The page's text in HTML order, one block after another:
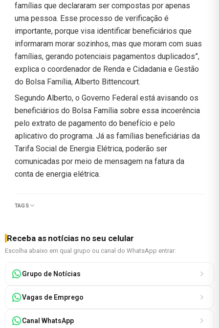
famílias que declararam ser compostas por apenas
uma pessoa. Esse processo de verificação é
importante, porque visa identificar beneficiários que
informaram morar sozinhos, mas que moram com suas
famílias, gerando potenciais pagamentos duplicados”,
explica o coordenador de Renda e Cidadania e Gestão
do Bolsa Família, Alberto Bittencourt.
Segundo Alberto, o Governo Federal está avisando os
beneficiários do Bolsa Família sobre essa incoerência
pelo extrato de pagamento do benefício e pelo
aplicativo do programa. Já as famílias beneficiárias da
Tarifa Social de Energia Elétrica, poderão ser
comunicadas por meio de mensagem na fatura da
conta de energia elétrica.
TAGS
Receba as notícias no seu celular
Escolha abaixo em qual grupo ou canal do WhatsApp entrar:
Grupo de Notícias
Vagas de Emprego
Canal WhatsApp